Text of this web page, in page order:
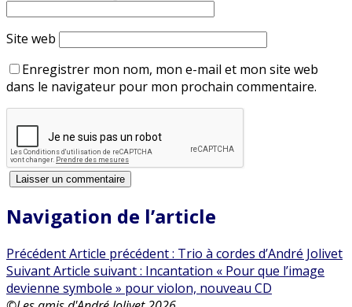
Site web
Enregistrer mon nom, mon e-mail et mon site web
dans le navigateur pour mon prochain commentaire.
Navigation de l’article
PrécédentArticle précédent : Trio à cordes d’André Jolivet
SuivantArticle suivant : Incantation « Pour que l’image
devienne symbole » pour violon, nouveau CD